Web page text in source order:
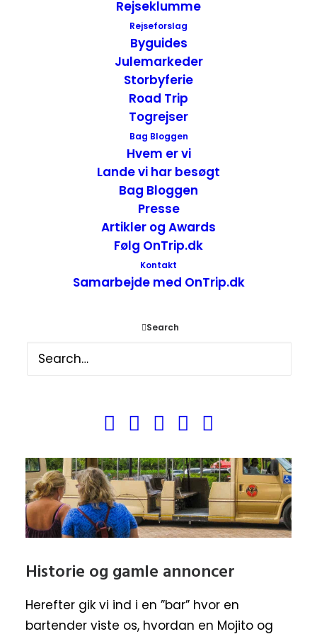
Rejseklumme
Rejseforslag
Byguides
Julemarkeder
Storbyferie
Road Trip
Togrejser
Bag Bloggen
Hvem er vi
Lande vi har besøgt
Bag Bloggen
Presse
Artikler og Awards
Følg OnTrip.dk
Kontakt
Samarbejde med OnTrip.dk
Search
lavet og viste os at den bliver gemt i store
egetræsfade. I bygningen var der desuden
udstillinger af Bacardi billeder, originale
flasker, dokumenter og et sted hvor vi
kunne dufte til de forskellige typer rom.
Historie og gamle annoncer
Herefter gik vi ind i en ”bar” hvor en
bartender viste os, hvordan en Mojito og